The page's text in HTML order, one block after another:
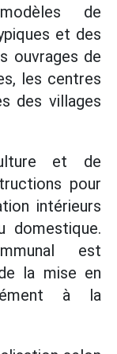
de
et des
ouvrages de
les centres
des villages
et de
pour
intérieurs
domestique.
est
la mise en
à la